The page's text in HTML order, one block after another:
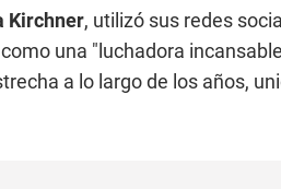
Kirchner, utilizó sus redes
una "luchadora
a lo largo de los años,